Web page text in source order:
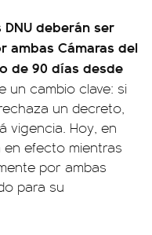
deberán ser
ambas Cámaras del
de 90 días desde
un cambio clave: si
un decreto,
vigencia. Hoy, en
en efecto mientras
por ambas
para su